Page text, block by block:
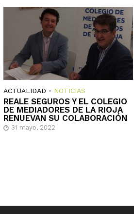
ACTUALIDAD • NOTICIAS
REALE SEGUROS Y EL COLEGIO
DE MEDIADORES DE LA RIOJA
RENUEVAN SU COLABORACIÓN
31 mayo, 2022